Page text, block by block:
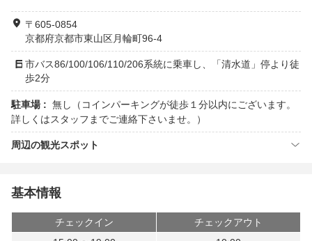
〒605-0854
京都府京都市東山区月輪町96-4
市バス86/100/106/110/206系統に乗車し、「清水道」停より徒
歩2分
駐車場 : 無し（コインパーキングが徒歩１分以内にございます。
詳しくはスタッフまでご連絡下さいませ。）
周辺の観光スポット
基本情報
チェックイン
チェックアウト